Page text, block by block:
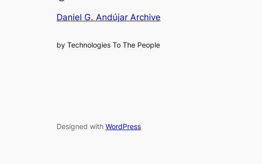
Daniel G. Andújar Archive
by Technologies To The People
Designed with WordPress